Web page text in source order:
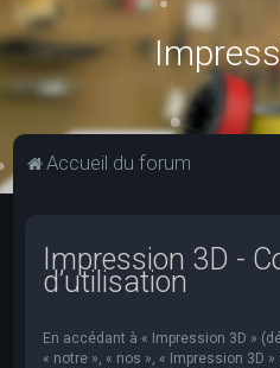
Accueil du forum
Impression 3D -
d’utilisation
En accédant à « Impression 3D »
« notre », « nos », « Impression 3D